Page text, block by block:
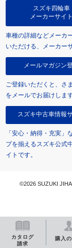
カタログ
請求
購入
スズキ四輪車
メーカーサイト
車種の詳細などメーカ
いただける、メーカー
メールマガジン
ご登録いただくと、さ
をメールでお届けします
スズキ中古車情報
「安心・納得・充実」
プを揃えるスズキ公式
イトです。
©2026 SUZUKI